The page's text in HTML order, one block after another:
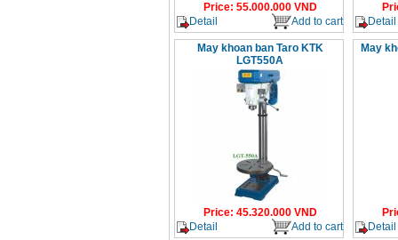
Price: 55.000.000VND
Detail
Add to cart
Detail
May khoan ban Taro KTK
LGT550A
Price: 45.320.000VND
Detail
Add to cart
May
Detail